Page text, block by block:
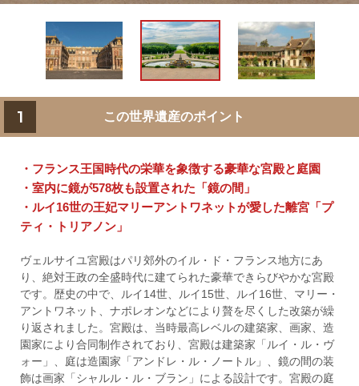
1 この世界遺産のポイント
・フランス王国時代の栄華を象徴する豪華な宮殿と庭園
・室内に鏡が578枚も設置された「鏡の間」
・ルイ16世の王妃マリーアントワネットが愛した離宮「プ
ティ・トリアノン」
ヴェルサイユ宮殿はパリ郊外のイル・ド・フランス地方にあ
り、絶対王政の全盛時代に建てられた豪華できらびやかな宮殿
です。歴史の中で、ルイ14世、ルイ15世、ルイ16世、マリー・
アントワネット、ナポレオンなどにより贅を尽くした改築が繰
り返されました。宮殿は、当時最高レベルの建築家、画家、造
園家により合同制作されており、宮殿は建築家「ルイ・ル・ヴ
ォー」、庭は造園家「アンドレ・ル・ノートル」、鏡の間の装
飾は画家「シャルル・ル・ブラン」による設計です。宮殿の庭